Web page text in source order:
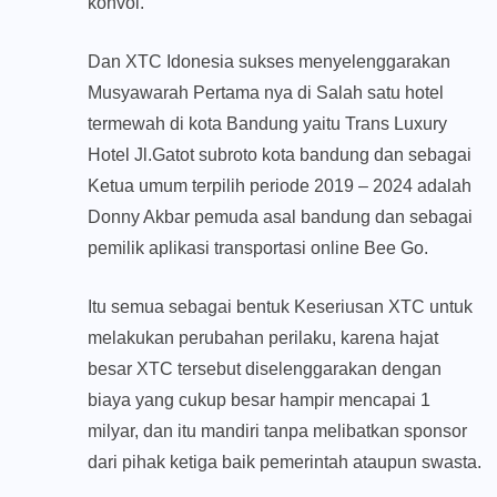
Dan XTC Idonesia sukses menyelenggarakan
Musyawarah Pertama nya di Salah satu hotel
termewah di kota Bandung yaitu Trans Luxury
Hotel Jl.Gatot subroto kota bandung dan sebagai
Ketua umum terpilih periode 2019 – 2024 adalah
Donny Akbar pemuda asal bandung dan sebagai
pemilik aplikasi transportasi online Bee Go.
Itu semua sebagai bentuk Keseriusan XTC untuk
melakukan perubahan perilaku, karena hajat
besar XTC tersebut diselenggarakan dengan
biaya yang cukup besar hampir mencapai 1
milyar, dan itu mandiri tanpa melibatkan sponsor
dari pihak ketiga baik pemerintah ataupun swasta.